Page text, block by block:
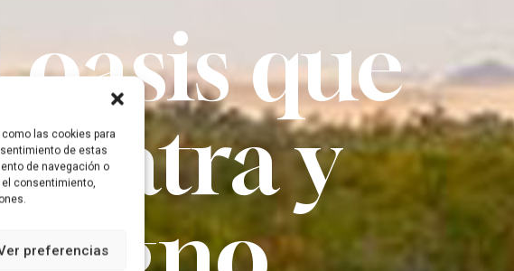
las cookies para
de estas
de navegación o
consentimiento,
preferencias
oasis que
y